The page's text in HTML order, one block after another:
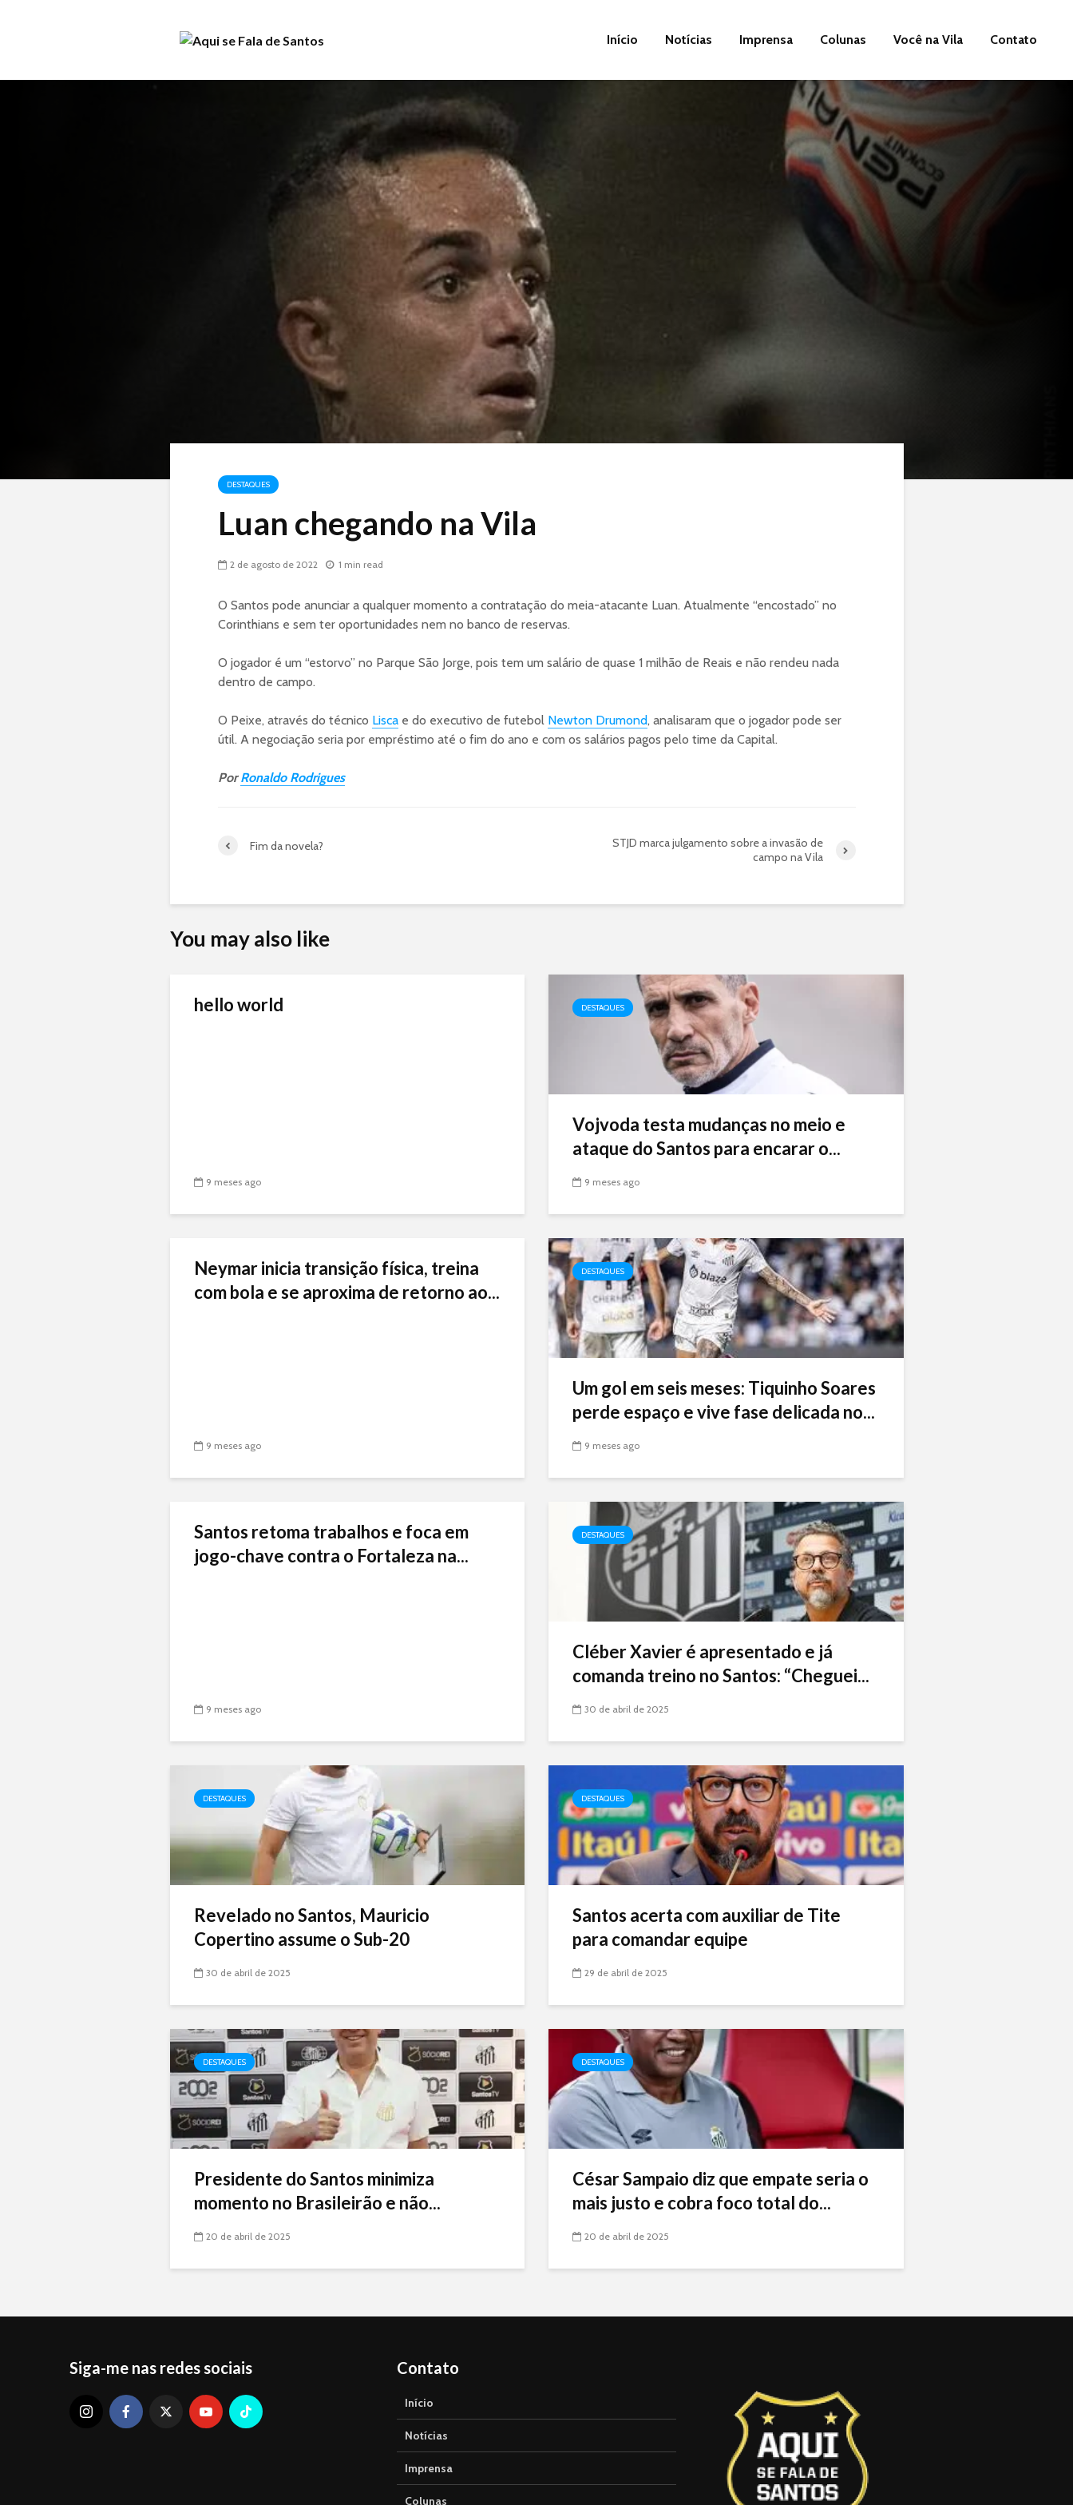
Início Notícias Imprensa Colunas Você na Vila Contato
DESTAQUES
Luan chegando na Vila
2 de agosto de 2022 1 min read
O Santos pode anunciar a qualquer momento a contratação do meia-atacante Luan. Atualmente “encostado” no
Corinthians e sem ter oportunidades nem no banco de reservas.
O jogador é um “estorvo” no Parque São Jorge, pois tem um salário de quase 1 milhão de Reais e não rendeu nada
dentro de campo.
O Peixe, através do técnico Liscae do executivo de futebol Newton Drumond, analisaram que o jogador pode ser
útil. A negociação seria por empréstimo até o fim do ano e com os salários pagos pelo time da Capital.
PorRonaldo Rodrigues
Fim da novela?
STJD marca julgamento sobre a invasão de
campo na Vila
You may also like
hello world
9 meses ago
DESTAQUES
Vojvoda testa mudanças no meio e
ataque do Santos para encarar o...
9 meses ago
Neymar inicia transição física, treina
com bola e se aproxima de retorno ao...
9 meses ago
DESTAQUES
Um gol em seis meses: Tiquinho Soares
perde espaço e vive fase delicada no...
9 meses ago
Santos retoma trabalhos e foca em
jogo-chave contra o Fortaleza na...
9 meses ago
DESTAQUES
Cléber Xavier é apresentado e já
comanda treino no Santos: “Cheguei...
30 de abril de 2025
DESTAQUES
Revelado no Santos, Mauricio
Copertino assume o Sub-20
30 de abril de 2025
DESTAQUES
Santos acerta com auxiliar de Tite
para comandar equipe
29 de abril de 2025
DESTAQUES
Presidente do Santos minimiza
momento no Brasileirão e não...
20 de abril de 2025
DESTAQUES
César Sampaio diz que empate seria o
mais justo e cobra foco total do...
20 de abril de 2025
Siga-me nas redes sociais Contato
Início
Notícias
Imprensa
Colunas